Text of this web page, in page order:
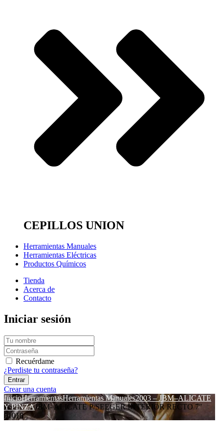
CEPILLOS UNION
Herramientas Manuales
Herramientas Eléctricas
Productos Químicos
Tienda
Acerca de
Contacto
Iniciar sesión
Recuérdame
¿Perdiste tu contraseña?
Crear una cuenta
InicioHerramientasHerramientas Manuales2003 – JBM–ALICATE
Y PINZAJBM- ALICATE P/SEEGER INTERIOR RECTO 7″
51018